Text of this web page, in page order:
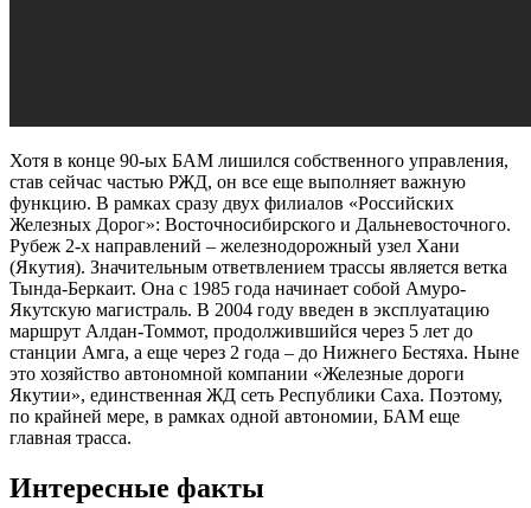
Хотя в конце 90-ых БАМ лишился собственного управления,
став сейчас частью РЖД, он все еще выполняет важную
функцию. В рамках сразу двух филиалов «Российских
Железных Дорог»: Восточносибирского и Дальневосточного.
Рубеж 2-х направлений – железнодорожный узел Хани
(Якутия). Значительным ответвлением трассы является ветка
Тында-Беркаит. Она с 1985 года начинает собой Амуро-
Якутскую магистраль. В 2004 году введен в эксплуатацию
маршрут Алдан-Томмот, продолжившийся через 5 лет до
станции Амга, а еще через 2 года – до Нижнего Бестяха. Ныне
это хозяйство автономной компании «Железные дороги
Якутии», единственная ЖД сеть Республики Саха. Поэтому,
по крайней мере, в рамках одной автономии, БАМ еще
главная трасса.
Интересные факты